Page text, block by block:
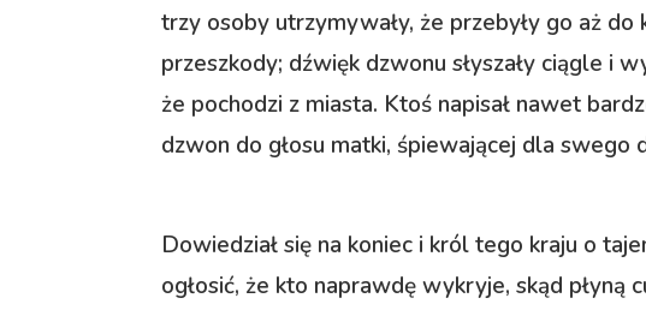
trzy osoby utrzymywały, że przebyły go aż do
przeszkody; dźwięk dzwonu słyszały ciągle i
że pochodzi z miasta. Ktoś napisał nawet
dzwon do głosu matki, śpiewającej dla swego
Dowiedział się na koniec i król tego kraju o
ogłosić, że kto naprawdę wykryje, skąd płyną